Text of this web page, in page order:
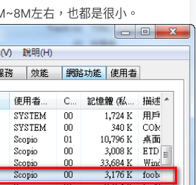
左右，也都是很小。